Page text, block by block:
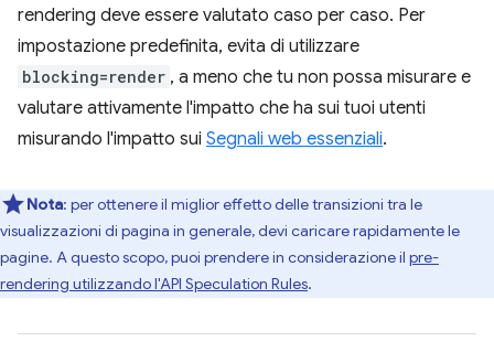
rendering deve essere valutato caso per caso. Per
impostazione predefinita, evita di utilizzare
blocking=render , a meno che tu non possa misurare e
valutare attivamente l'impatto che ha sui tuoi utenti
misurando l'impatto sui Segnali web essenziali.
Nota: per ottenere il miglior effetto delle transizioni tra le
visualizzazioni di pagina in generale, devi caricare rapidamente le
pagine. A questo scopo, puoi prendere in considerazione il pre-
rendering utilizzando l'API Speculation Rules.